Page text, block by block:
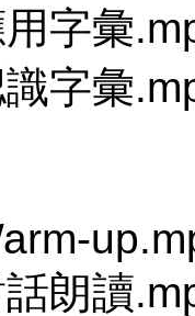
字彙
字彙
朗讀